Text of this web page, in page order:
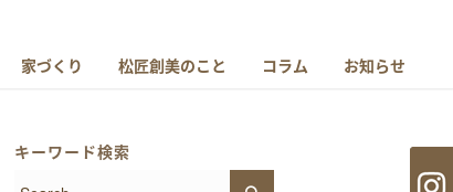
家づくり 松匠創美のこと コラム お知らせ
キーワード検索